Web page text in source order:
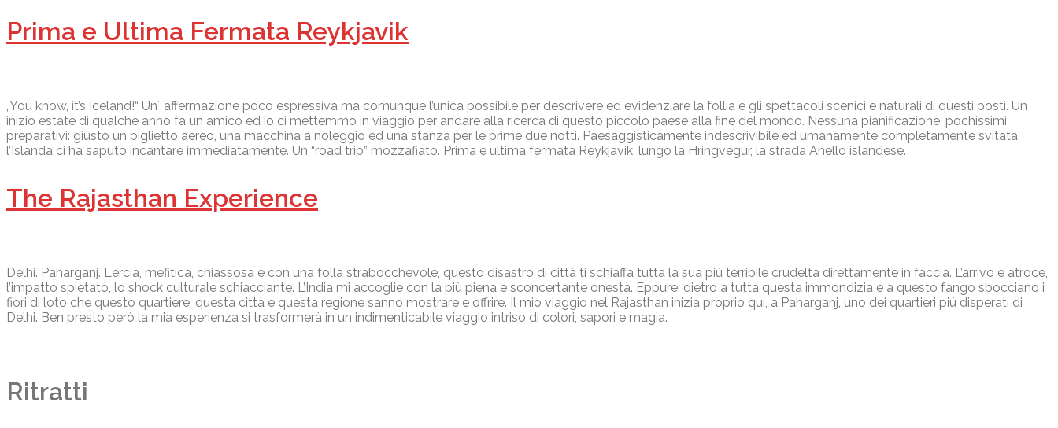
Prima e Ultima Fermata Reykjavik
„You know, it’s Iceland!“ Un´ affermazione poco espressiva ma comunque l’unica possibile per descrivere ed evidenziare la follia e gli spettacoli scenici e naturali di questi posti. Un
inizio estate di qualche anno fa un amico ed io ci mettemmo in viaggio per andare alla ricerca di questo piccolo paese alla fine del mondo. Nessuna pianificazione, pochissimi
preparativi: giusto un biglietto aereo, una macchina a noleggio ed una stanza per le prime due notti. Paesaggisticamente indescrivibile ed umanamente completamente svitata,
l’Islanda ci ha saputo incantare immediatamente. Un “road trip” mozzafiato. Prima e ultima fermata Reykjavik, lungo la Hringvegur, la strada Anello islandese.
The Rajasthan Experience
Delhi. Paharganj. Lercia, mefitica, chiassosa e con una folla strabocchevole, questo disastro di città ti schiaffa tutta la sua più terribile crudeltà direttamente in faccia. L’arrivo è atroce,
l’impatto spietato, lo shock culturale schiacciante. L’India mi accoglie con la più piena e sconcertante onestà. Eppure, dietro a tutta questa immondizia e a questo fango sbocciano i
fiori di loto che questo quartiere, questa città e questa regione sanno mostrare e offrire. Il mio viaggio nel Rajasthan inizia proprio qui, a Paharganj, uno dei quartieri piú disperati di
Delhi. Ben presto però la mia esperienza si trasformerà in un indimenticabile viaggio intriso di colori, sapori e magia.
Ritratti